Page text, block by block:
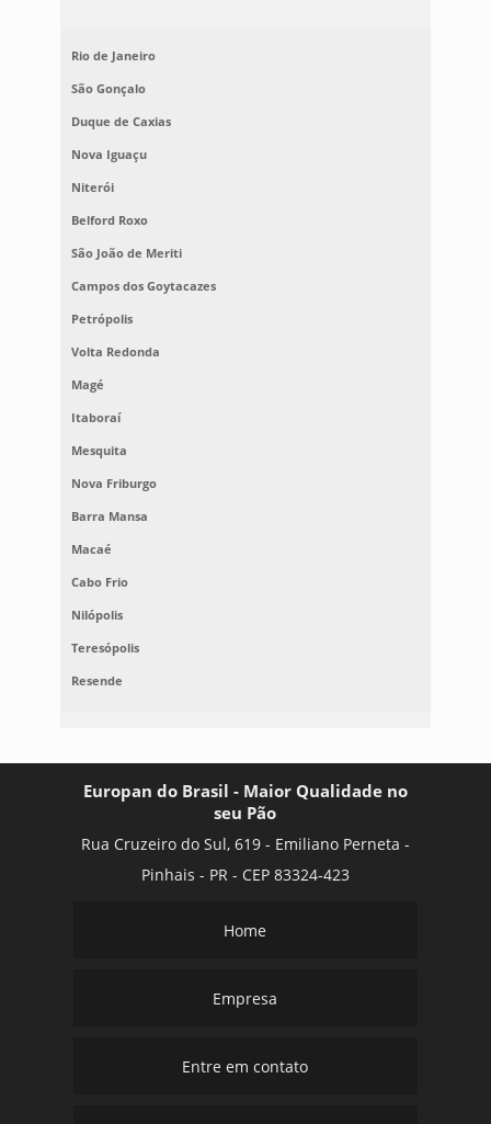
Rio de Janeiro
São Gonçalo
Duque de Caxias
Nova Iguaçu
Niterói
Belford Roxo
São João de Meriti
Campos dos Goytacazes
Petrópolis
Volta Redonda
Magé
Itaboraí
Mesquita
Nova Friburgo
Barra Mansa
Macaé
Cabo Frio
Nilópolis
Teresópolis
Resende
Europan do Brasil - Maior Qualidade no
seu Pão
Rua Cruzeiro do Sul, 619 - Emiliano Perneta -
Pinhais - PR - CEP 83324-423
Home
Empresa
Entre em contato